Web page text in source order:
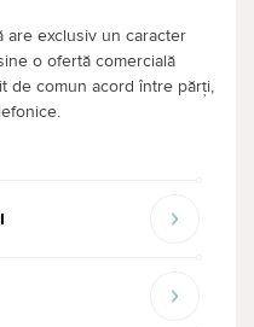
are exclusiv un caracter
o ofertă comercială
de comun acord între părți,